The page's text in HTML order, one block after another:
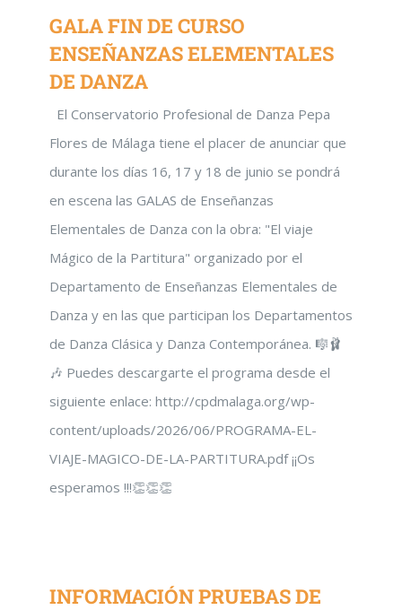
GALA FIN DE CURSO
ENSEÑANZAS ELEMENTALES
DE DANZA
El Conservatorio Profesional de Danza Pepa
Flores de Málaga tiene el placer de anunciar que
durante los días 16, 17 y 18 de junio se pondrá
en escena las GALAS de Enseñanzas
Elementales de Danza con la obra: "El viaje
Mágico de la Partitura" organizado por el
Departamento de Enseñanzas Elementales de
Danza y en las que participan los Departamentos
de Danza Clásica y Danza Contemporánea. 🎼🩰
🎶 Puedes descargarte el programa desde el
siguiente enlace: http://cpdmalaga.org/wp-
content/uploads/2026/06/PROGRAMA-EL-
VIAJE-MAGICO-DE-LA-PARTITURA.pdf ​¡¡Os
esperamos !!!👏👏👏
INFORMACIÓN PRUEBAS DE